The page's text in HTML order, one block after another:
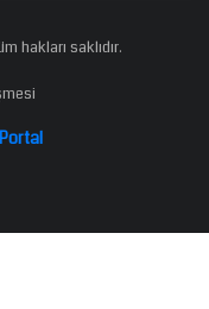
hakları saklıdır.